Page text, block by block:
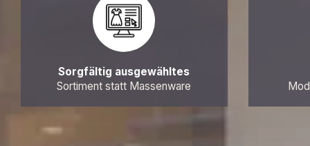
Sorgfältig ausgewähltes
Sortiment statt Massenware